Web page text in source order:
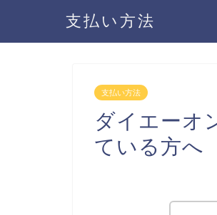
支払い方法
支払い方法
ダイエーオ
ている方へ